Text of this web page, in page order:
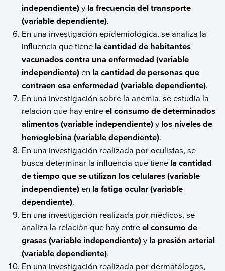
independiente)y la frecuencia del transporte
(variable dependiente).
En una investigación epidemiológica, se analiza la
influencia que tiene la cantidad de habitantes
vacunados contra una enfermedad (variable
independiente)en la cantidad de personas que
contraen esa enfermedad (variable dependiente).
En una investigación sobre la anemia, se estudia la
relación que hay entreel consumo de determinados
alimentos (variable independiente)y los niveles de
hemoglobina (variable dependiente).
En una investigación realizada por oculistas, se
busca determinar la influencia que tiene la cantidad
de tiempo que se utilizan los celulares (variable
independiente)en la fatiga ocular (variable
dependiente).
En una investigación realizada por médicos, se
analiza la relación que hay entreel consumo de
grasas (variable independiente)y la presión arterial
(variable dependiente).
En una investigación realizada por dermatólogos,